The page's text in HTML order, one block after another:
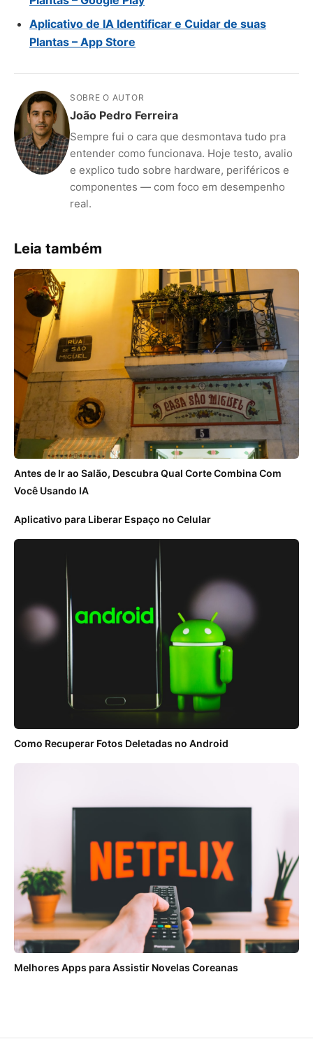
Aplicativo de IA Identificar e Cuidar de suas
Plantas – App Store
SOBRE O AUTOR
João Pedro Ferreira
Sempre fui o cara que desmontava tudo pra
entender como funcionava. Hoje testo, avalio
e explico tudo sobre hardware, periféricos e
componentes — com foco em desempenho
real.
Leia também
Antes de Ir ao Salão, Descubra Qual Corte Combina Com
Você Usando IA
Aplicativo para Liberar Espaço no Celular
Como Recuperar Fotos Deletadas no Android
Melhores Apps para Assistir Novelas Coreanas